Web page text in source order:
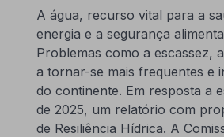
A água, recurso vital para a
energia e a segurança
Problemas como a escassez,
a tornar-se mais frequentes e
do continente. Em resposta a
de 2025, um relatório com
de Resiliência Hídrica. A